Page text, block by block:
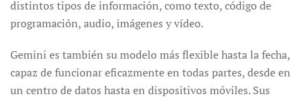
distintos tipos de información, como texto, código de
programación, audio, imágenes y vídeo.
Gemini es también su modelo más flexible hasta la fecha,
capaz de funcionar eficazmente en todas partes, desde en
un centro de datos hasta en dispositivos móviles. Sus